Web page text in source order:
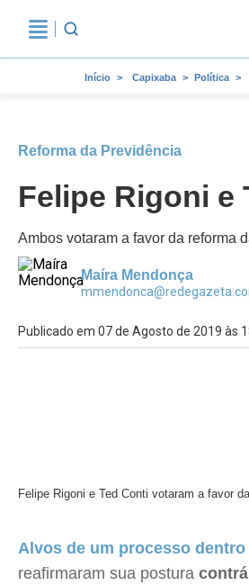
Início Capixaba Política
Reforma da Previdência
Felipe Rigoni e
Ambos votaram a favor da reforma
Maíra Mendonça
Publicado em 07 de Agosto de 2019 às
Felipe Rigoni e Ted Conti votaram a favor
Alvos de um processo dentro
reafirmaram sua postura